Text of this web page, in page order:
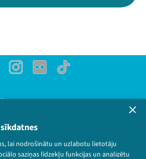
lai nodrošinātu un uzlabotu lietotāju
saziņas līdzekļu funkcijas un analizētu
Instagram
Flick TikTok
politika
LAMPA Visas tiesības